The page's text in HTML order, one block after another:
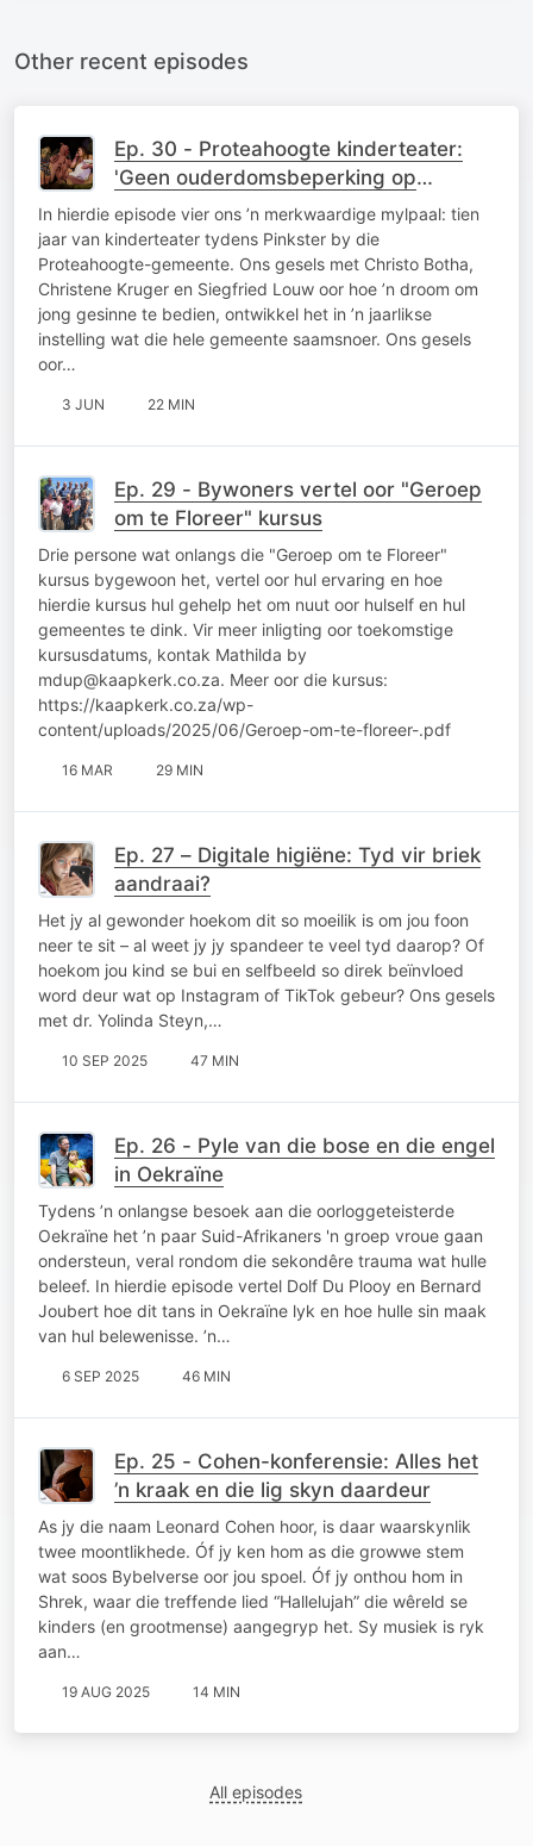
Other recent episodes
Ep. 30 - Proteahoogte kinderteater:
'Geen ouderdomsbeperking op
verwondering nie'
In hierdie episode vier ons ’n merkwaardige mylpaal: tien
jaar van kinderteater tydens Pinkster by die
Proteahoogte-gemeente. Ons gesels met Christo Botha,
Christene Kruger en Siegfried Louw oor hoe ’n droom om
jong gesinne te bedien, ontwikkel het in ’n jaarlikse
instelling wat die hele gemeente saamsnoer. Ons gesels
oor…
3 JUN 22 MIN
Ep. 29 - Bywoners vertel oor "Geroep
om te Floreer" kursus
Drie persone wat onlangs die "Geroep om te Floreer"
kursus bygewoon het, vertel oor hul ervaring en hoe
hierdie kursus hul gehelp het om nuut oor hulself en hul
gemeentes te dink. Vir meer inligting oor toekomstige
kursusdatums, kontak Mathilda by
mdup@kaapkerk.co.za. Meer oor die kursus:
https://kaapkerk.co.za/wp-
content/uploads/2025/06/Geroep-om-te-floreer-.pdf
16 MAR 29 MIN
Ep. 27 – Digitale higiëne: Tyd vir briek
aandraai?
Het jy al gewonder hoekom dit so moeilik is om jou foon
neer te sit – al weet jy jy spandeer te veel tyd daarop? Of
hoekom jou kind se bui en selfbeeld so direk beïnvloed
word deur wat op Instagram of TikTok gebeur? Ons gesels
met dr. Yolinda Steyn,…
10 SEP 2025 47 MIN
Ep. 26 - Pyle van die bose en die engel
in Oekraïne
Tydens ’n onlangse besoek aan die oorloggeteisterde
Oekraïne het ’n paar Suid-Afrikaners 'n groep vroue gaan
ondersteun, veral rondom die sekondêre trauma wat hulle
beleef. In hierdie episode vertel Dolf Du Plooy en Bernard
Joubert hoe dit tans in Oekraïne lyk en hoe hulle sin maak
van hul belewenisse. ’n…
6 SEP 2025 46 MIN
Ep. 25 - Cohen-konferensie: Alles het
’n kraak en die lig skyn daardeur
As jy die naam Leonard Cohen hoor, is daar waarskynlik
twee moontlikhede. Óf jy ken hom as die growwe stem
wat soos Bybelverse oor jou spoel. Óf jy onthou hom in
Shrek, waar die treffende lied “Hallelujah” die wêreld se
kinders (en grootmense) aangegryp het. Sy musiek is ryk
aan…
19 AUG 2025 14 MIN
All episodes